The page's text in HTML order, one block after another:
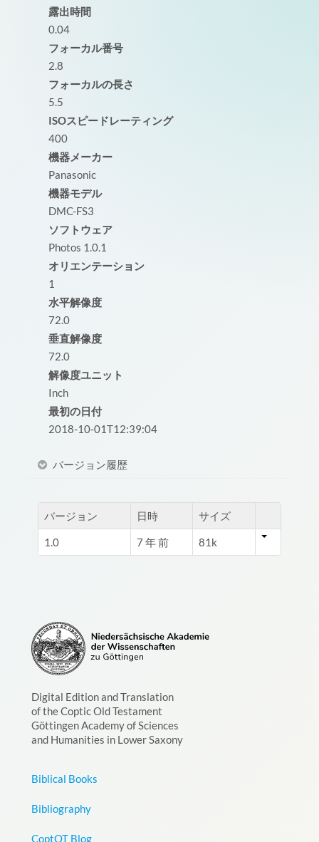
露出時間
0.04
フォーカル番号
2.8
フォーカルの長さ
5.5
ISOスピードレーティング
400
機器メーカー
Panasonic
機器モデル
DMC-FS3
ソフトウェア
Photos 1.0.1
オリエンテーション
1
水平解像度
72.0
垂直解像度
72.0
解像度ユニット
Inch
最初の日付
2018-10-01T12:39:04
バージョン履歴
バージョン 日時 サイズ
1.0 7 年 前 81k
Digital Edition and Translation
of the Coptic Old Testament
Göttingen Academy of Sciences
and Humanities in Lower Saxony
Biblical Books
Bibliography
CoptOT Blog